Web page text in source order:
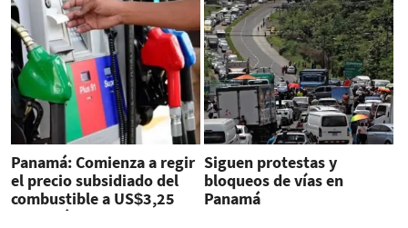
Panamá: Comienza a regir
el precio subsidiado del
combustible a US$3,25
por galón
Siguen protestas y
bloqueos de vías en
Panamá